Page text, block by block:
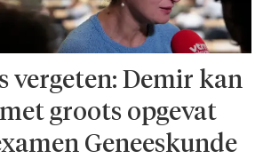
vergeten: Demir kan
groots opgevat
Geneeskunde